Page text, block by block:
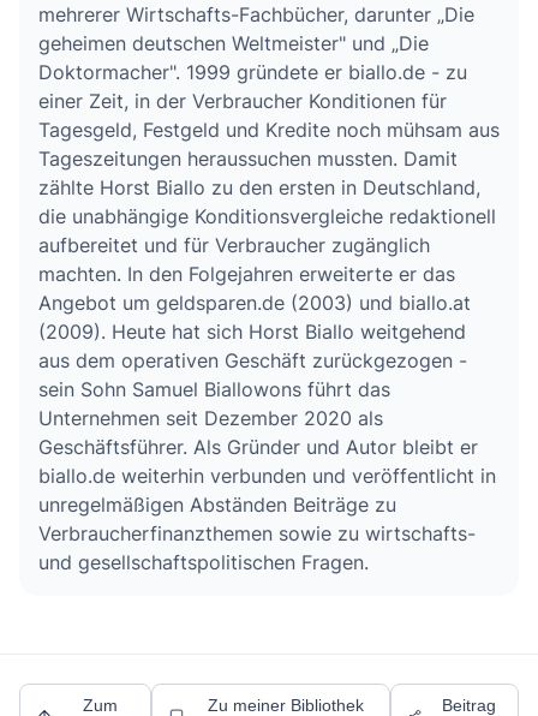
mehrerer Wirtschafts-Fachbücher, darunter „Die
geheimen deutschen Weltmeister" und „Die
Doktormacher". 1999 gründete er biallo.de - zu
einer Zeit, in der Verbraucher Konditionen für
Tagesgeld, Festgeld und Kredite noch mühsam aus
Tageszeitungen heraussuchen mussten. Damit
zählte Horst Biallo zu den ersten in Deutschland,
die unabhängige Konditionsvergleiche redaktionell
aufbereitet und für Verbraucher zugänglich
machten. In den Folgejahren erweiterte er das
Angebot um geldsparen.de (2003) und biallo.at
(2009). Heute hat sich Horst Biallo weitgehend
aus dem operativen Geschäft zurückgezogen -
sein Sohn Samuel Biallowons führt das
Unternehmen seit Dezember 2020 als
Geschäftsführer. Als Gründer und Autor bleibt er
biallo.de weiterhin verbunden und veröffentlicht in
unregelmäßigen Abständen Beiträge zu
Verbraucherfinanzthemen sowie zu wirtschafts-
und gesellschaftspolitischen Fragen.
Zum
Zu meiner Bibliothek
Beitrag